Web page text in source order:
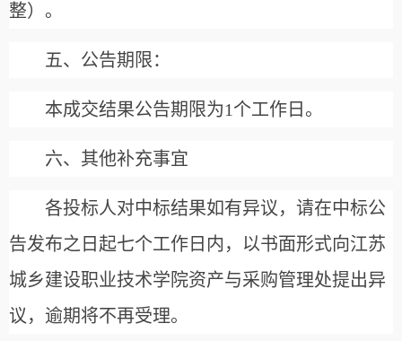
整） 。
五、 公告期限：
本成交结果公告期限为1个工作日。
六、其他补充事宜
各投标人对中标结果如有异议，请在中标公
告发布之日起七个工作日内，以书面形式向江苏
城乡建设职业技术学院资产与采购管理处提出异
议，逾期将不再受理。